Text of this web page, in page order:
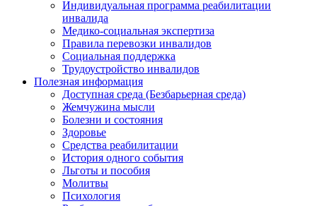
Индивидуальная программа реабилитации
инвалида
Медико-социальная экспертиза
Правила перевозки инвалидов
Социальная поддержка
Трудоустройство инвалидов
Полезная информация
Доступная среда (Безбарьерная среда)
Жемчужина мысли
Болезни и состояния
Здоровье
Средства реабилитации
История одного события
Льготы и пособия
Молитвы
Психология